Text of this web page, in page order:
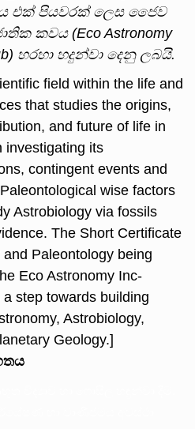
එක් පියවරක් ලෙස ජෛව
කවය(Eco Astronomy
හරහා හදුන්වා දෙනු ලබයි.
field within the life and
that studies the origins,
and future of life in
investigating its
contingent events and
wise factors
Astrobiology via fossils
The Short Certificate
Paleontology being
Eco Astronomy Inc-
step towards building
Astrobiology,
Geology.]